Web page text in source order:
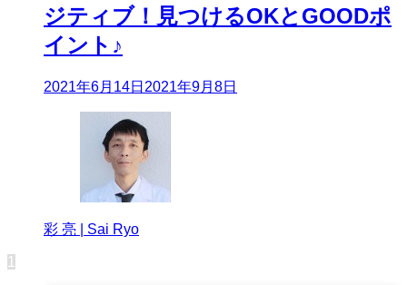
ジティブ！見つけるOKとGOODポ
イント♪
2021年6月14日 2021年9月8日
彩 亮 | Sai Ryo
1